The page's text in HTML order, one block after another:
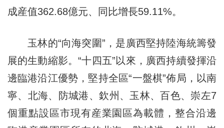
成産值362.68億元、同比增長59.11%。
玉林的“向海突圍”，是廣西堅持陸海統籌發
展的生動縮影。“十四五”以來，廣西持續發揮沿
邊臨港沿江優勢，堅持全區“一盤棋”佈局，以南
寧、北海、防城港、欽州、玉林、百色、崇左7
個重點設區市現有産業園區為載體，整合沿邊